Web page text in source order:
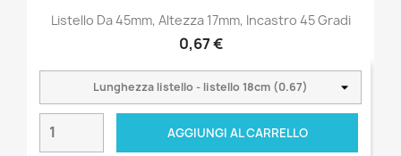
Listello Da 45mm, Altezza 17mm, Incastro 45 Gradi
0,67 €
AGGIUNGI AL CARRELLO